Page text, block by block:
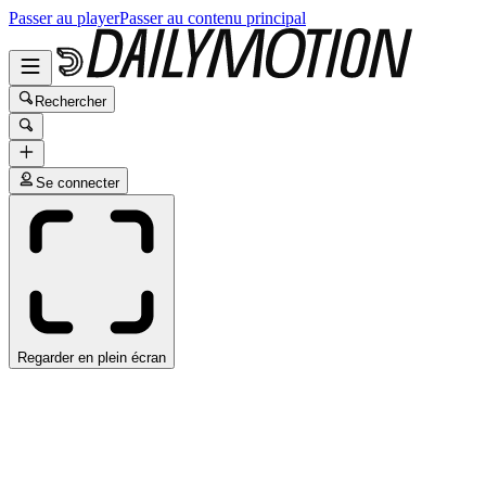
Passer au playerPasser au contenu principal
Rechercher
Se connecter
Regarder en plein écran